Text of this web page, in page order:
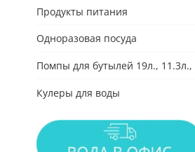
Продукты питания
Одноразовая посуда
Помпы для бутылей 19л., 11.3л.,
Кулеры для воды